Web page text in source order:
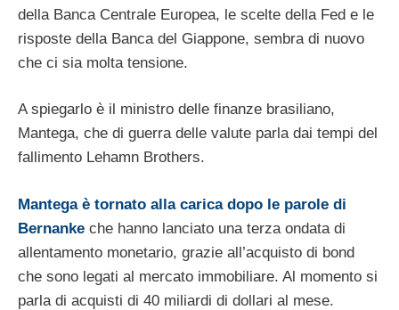
della Banca Centrale Europea, le scelte della Fed e le
risposte della Banca del Giappone, sembra di nuovo
che ci sia molta tensione.
A spiegarlo è il ministro delle finanze brasiliano,
Mantega, che di guerra delle valute parla dai tempi del
fallimento Lehamn Brothers.
Mantega è tornato alla carica dopo le parole di
Bernanke che hanno lanciato una terza ondata di
allentamento monetario, grazie all’acquisto di bond
che sono legati al mercato immobiliare. Al momento si
parla di acquisti di 40 miliardi di dollari al mese.